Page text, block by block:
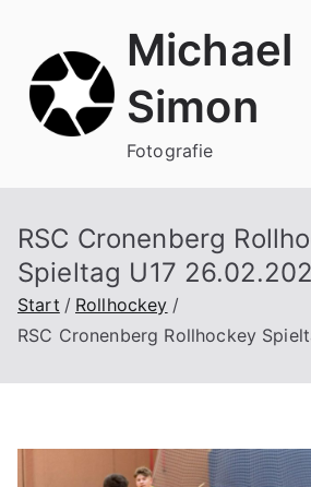
springen
Michael
Simon
Fotografie
RSC Cronenberg
Spieltag U17
Start
Rollhockey
RSC Cronenberg Rollhockey